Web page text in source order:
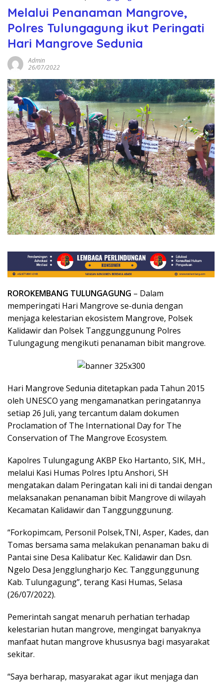
Melalui Penanaman Mangrove,
Polres Tulungagung ikut Peringati
Hari Mangrove Sedunia
Admin
26/07/2022
ROROKEMBANG TULUNGAGUNG – Dalam
memperingati Hari Mangrove se-dunia dengan
menjaga kelestarian ekosistem Mangrove, Polsek
Kalidawir dan Polsek Tanggunggunung Polres
Tulungagung mengikuti penanaman bibit mangrove.
Hari Mangrove Sedunia ditetapkan pada Tahun 2015
oleh UNESCO yang mengamanatkan peringatannya
setiap 26 Juli, yang tercantum dalam dokumen
Proclamation of The International Day for The
Conservation of The Mangrove Ecosystem.
Kapolres Tulungagung AKBP Eko Hartanto, SIK, MH.,
melalui Kasi Humas Polres Iptu Anshori, SH
mengatakan dalam Peringatan kali ini di tandai dengan
melaksanakan penanaman bibit Mangrove di wilayah
Kecamatan Kalidawir dan Tanggunggunung.
“Forkopimcam, Personil Polsek,TNI, Asper, Kades, dan
Tomas bersama sama melakukan penanaman baku di
Pantai sine Desa Kalibatur Kec. Kalidawir dan Dsn.
Ngelo Desa Jengglungharjo Kec. Tanggunggunung
Kab. Tulungagung”, terang Kasi Humas, Selasa
(26/07/2022).
Pemerintah sangat menaruh perhatian terhadap
kelestarian hutan mangrove, mengingat banyaknya
manfaat hutan mangrove khususnya bagi masyarakat
sekitar.
“Saya berharap, masyarakat agar ikut menjaga dan